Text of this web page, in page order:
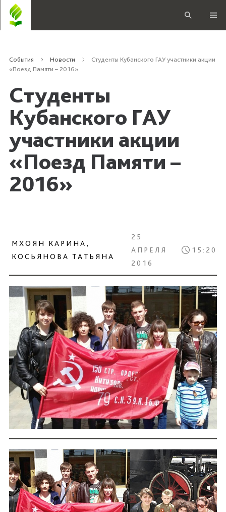
События Новости
Студенты Кубанского ГАУ участники акции
«Поезд Памяти – 2016»
Студенты
Кубанского ГАУ
участники акции
«Поезд Памяти –
2016»
МХОЯН КАРИНА,
КОСЬЯНОВА ТАТЬЯНА
25
АПРЕЛЯ
2016
15:20